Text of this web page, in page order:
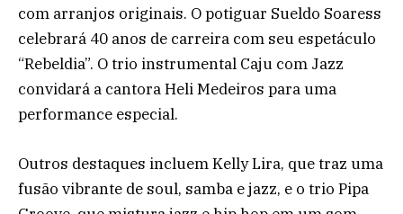
com arranjos originais. O potiguar Sueldo Soaress
celebrará 40 anos de carreira com seu espetáculo
“Rebeldia”. O trio instrumental Caju com Jazz
convidará a cantora Heli Medeiros para uma
performance especial.
Outros destaques incluem Kelly Lira, que traz uma
fusão vibrante de soul, samba e jazz, e o trio Pipa